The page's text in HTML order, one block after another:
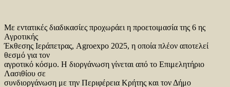
Με εντατικές διαδικασίες προχωράει η προετοιμασία της 6 ης
Αγροτικής
Έκθεσης Ιεράπετρας, Agroexpo 2025, η οποία πλέον αποτελεί
θεσμό για τον
αγροτικό κόσμο. Η διοργάνωση γίνεται από το Επιμελητήριο
Λασιθίου σε
συνδιοργάνωση με την Περιφέρεια Κρήτης και τον Δήμο